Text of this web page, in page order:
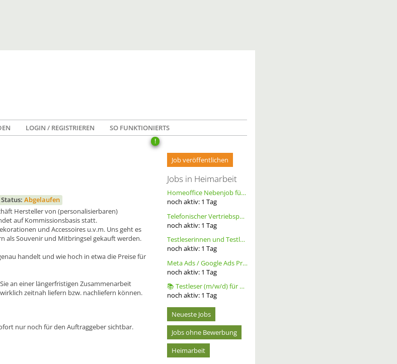
LOGIN / REGISTRIEREN SO FUNKTIONIERTS
!
Status: Abgelaufen
Hersteller von (personalisierbaren)
auf Kommissionsbasis statt.
und Accessoires u.v.m. Uns geht es
als Souvenir und Mitbringsel gekauft werden.
handelt und wie hoch in etwa die Preise für
an einer längerfristigen Zusammenarbeit
zeitnah liefern bzw. nachliefern können.
nur noch für den Auftraggeber sichtbar.
Job veröffentlichen
Jobs in Heimarbeit
Homeoffice Nebenjob für Datenerfassung & Terminmanagement – 100 % Remote als Freelancer m/w/d
noch aktiv: 1 Tag
Telefonischer Vertriebspartner
noch aktiv: 1 Tag
Testleserinnen und Testleser für neues Buch gesucht
noch aktiv: 1 Tag
Meta Ads / Google Ads Profi (m/w/d)
noch aktiv: 1 Tag
📚 Testleser (m/w/d) für Bücher gesucht – langfristige Zusammenarbeit
noch aktiv: 1 Tag
Neueste Jobs
Jobs ohne Bewerbung
Heimarbeit